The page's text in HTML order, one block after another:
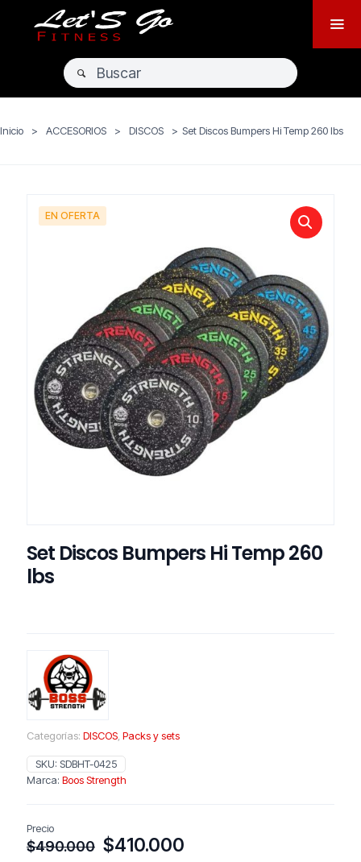
Inicio > ACCESORIOS > DISCOS > Set Discos Bumpers Hi Temp 260 lbs
EN OFERTA
Set Discos Bumpers Hi Temp 260
lbs
Categorías: DISCOS Packs y sets
SKU: SDBHT-0425
Marca: Boos Strength
Precio
$490.000 El
$410.000